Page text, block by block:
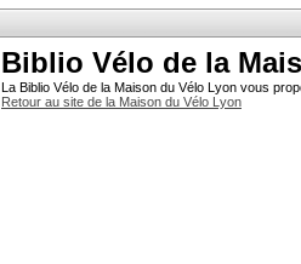
Biblio Vélo de la
La Biblio Vélo de la Maison du Vélo Lyon vous
Retour au site de la Maison du Vélo Lyon